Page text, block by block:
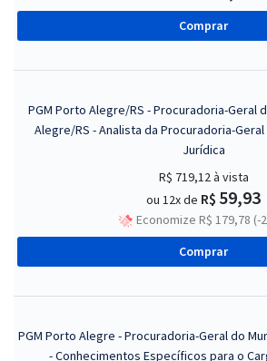
Comprar
PGM Porto Alegre/RS - Procuradoria-Geral
Alegre/RS - Analista da Procuradoria-
Jurídica
R$ 719,12à vista
ou 12x de R$ 59,93
Economize R$ 179,78 (-
Comprar
PGM Porto Alegre - Procuradoria-Geral do
- Conhecimentos Específicos para o